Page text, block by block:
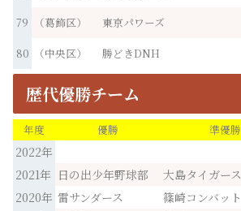
79
（葛飾区）
東京パワーズ
80
（中央区） 勝どきDNH
歴代優勝チーム
年度 優勝 準優勝
2022年
2021年 日の出少年野球部 大島タイガース
2020年 雷サンダース 篠崎コンバット